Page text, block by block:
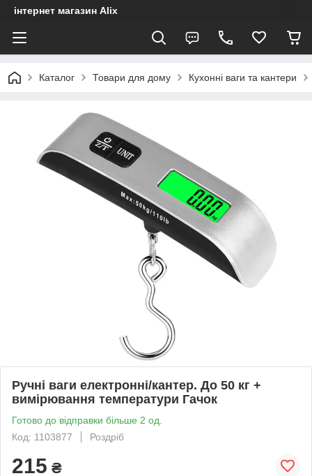
інтернет магазин Alix
Каталог Товари для дому Кухонні ваги та кантери
Ручні ваги електронні/кантер. До 50 кг +
вимірювання температури Гачок
Готово до відправки більше 2 од.
Код: 1103877
Роздріб
215 ₴